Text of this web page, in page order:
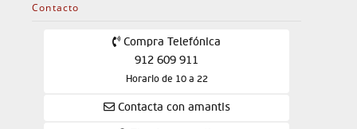
Contacto
Compra Telefónica
912 609 911
Horario de 10 a 22
Contacta con amantis